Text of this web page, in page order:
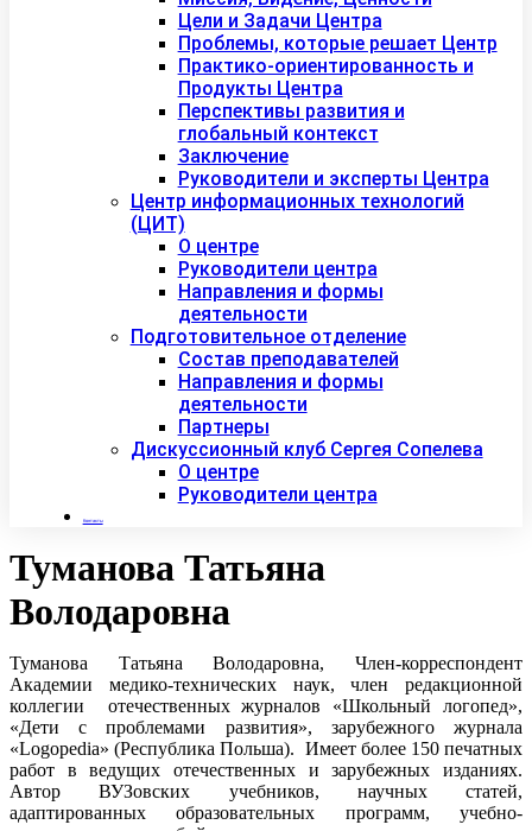
Цели и Задачи Центра
Проблемы, которые решает Центр
Практико-ориентированность и
Продукты Центра
Перспективы развития и
глобальный контекст
Заключение
Руководители и эксперты Центра
Центр информационных технологий
(ЦИТ)
О центре
Руководители центра
Направления и формы
деятельности
Подготовительное отделение
Состав преподавателей
Направления и формы
деятельности
Партнеры
Дискуссионный клуб Сергея Сопелева
О центре
Руководители центра
Контакты
Туманова Татьяна
Володаровна
Туманова Татьяна Володаровна, Член-корреспондент
Академии медико-технических наук, член редакционной
коллегии отечественных журналов «Школьный логопед»,
«Дети с проблемами развития», зарубежного журнала
«Logopedia» (Республика Польша). Имеет более 150 печатных
работ в ведущих отечественных и зарубежных изданиях.
Автор ВУЗовских учебников, научных статей,
адаптированных образовательных программ, учебно-